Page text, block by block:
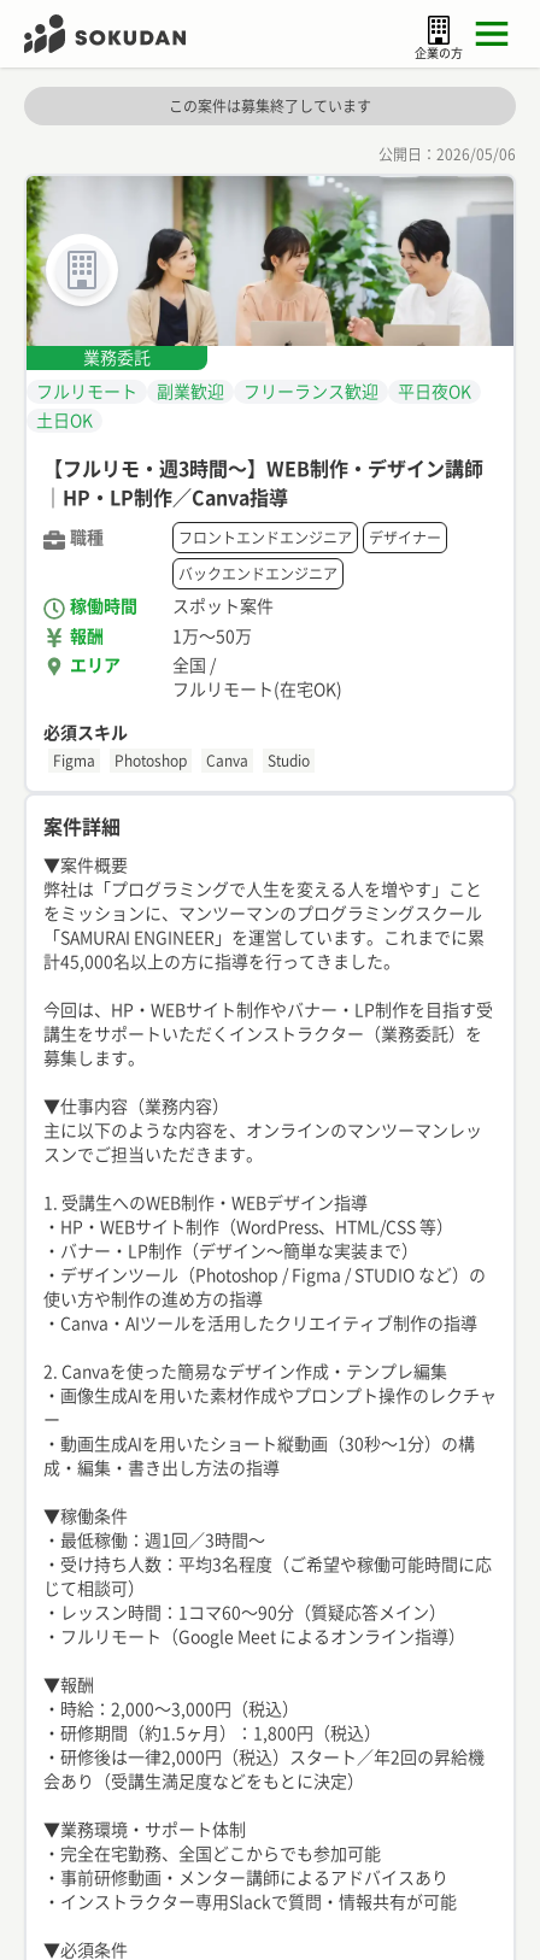
企業の方
この案件は募集終了しています
公開日： 2026/05/06
業務委託
フルリモート
副業歓迎 フリーランス歓迎
平日夜OK
土日OK
【フルリモ・週3時間〜】WEB制作・デザイン講師
｜HP・LP制作／Canva指導
職種 フロントエンドエンジニア デザイナー
バックエンドエンジニア
稼働時間
スポット案件
報酬
1万〜50万
エリア
全国 /
フルリモート(在宅OK)
必須スキル
Figma Photoshop Canva Studio
案件詳細
▼案件概要
弊社は「プログラミングで人生を変える人を増やす」こと
をミッションに、マンツーマンのプログラミングスクール
「SAMURAI ENGINEER」を運営しています。これまでに累
計45,000名以上の方に指導を行ってきました。
今回は、HP・WEBサイト制作やバナー・LP制作を目指す受
講生をサポートいただくインストラクター（業務委託）を
募集します。
▼仕事内容（業務内容）
主に以下のような内容を、オンラインのマンツーマンレッ
スンでご担当いただきます。
1. 受講生へのWEB制作・WEBデザイン指導
・HP・WEBサイト制作（WordPress、HTML/CSS 等）
・バナー・LP制作（デザイン〜簡単な実装まで）
・デザインツール（Photoshop / Figma / STUDIO など）の
使い方や制作の進め方の指導
・Canva・AIツールを活用したクリエイティブ制作の指導
2. Canvaを使った簡易なデザイン作成・テンプレ編集
・画像生成AIを用いた素材作成やプロンプト操作のレクチャ
ー
・動画生成AIを用いたショート縦動画（30秒〜1分）の構
成・編集・書き出し方法の指導
▼稼働条件
・最低稼働：週1回／3時間〜
・受け持ち人数：平均3名程度（ご希望や稼働可能時間に応
じて相談可）
・レッスン時間：1コマ60〜90分（質疑応答メイン）
・フルリモート（Google Meet によるオンライン指導）
▼報酬
・時給：2,000〜3,000円（税込）
・研修期間（約1.5ヶ月）：1,800円（税込）
・研修後は一律2,000円（税込）スタート／年2回の昇給機
会あり（受講生満足度などをもとに決定）
▼業務環境・サポート体制
・完全在宅勤務、全国どこからでも参加可能
・事前研修動画・メンター講師によるアドバイスあり
・インストラクター専用Slackで質問・情報共有が可能
▼必須条件